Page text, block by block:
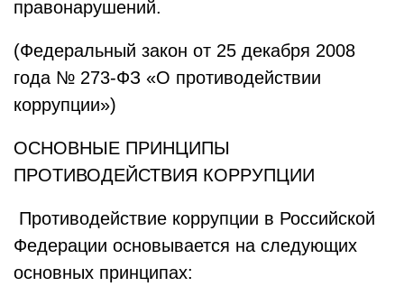
правонарушений.
(Федеральный закон от 25 декабря 2008
года № 273-ФЗ «О противодействии
коррупции»)
ОСНОВНЫЕ ПРИНЦИПЫ
ПРОТИВОДЕЙСТВИЯ КОРРУПЦИИ
Противодействие коррупции в Российской
Федерации основывается на следующих
основных принципах: